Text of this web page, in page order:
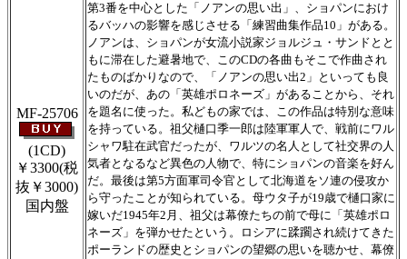
MF-25706
(1CD)
￥3300(税
抜￥3000)
国内盤
第3番を中心とした「ノアンの思い出」、ショパンにおけ
るバッハの影響を感じさせる「練習曲集作品10」がある。
ノアンは、ショパンが女流小説家ジョルジュ・サンドとと
もに滞在した避暑地で、このCDの各曲もそこで作曲され
たものばかりなので、「ノアンの思い出2」といっても良
いのだが、あの「英雄ポロネーズ」があることから、それ
を題名に使った。私どもの家では、この作品は特別な意味
を持っている。祖父樋口季一郎は陸軍軍人で、戦前にワル
シャワ駐在武官だったが、ワルツの名人として社交界の人
気者となるなど異色の人物で、特にショパンの音楽を好ん
だ。最後は第5方面軍司令官として北海道をソ連の侵攻か
ら守ったことが知られている。母ウタ子が19歳で樋口家に
嫁いだ1945年2月、祖父は幕僚たちの前で母に「英雄ポロ
ネーズ」を弾かせたという。ロシアに蹂躙され続けてきた
ポーランドの歴史とショパンの望郷の思いを聴かせ、幕僚